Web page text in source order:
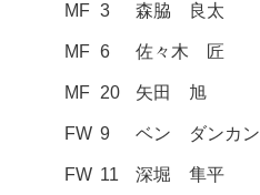
MF 3 森脇 良太
MF 6 佐々木 匠
MF 20 矢田 旭
FW 9 ベン ダンカン
FW 11 深堀 隼平